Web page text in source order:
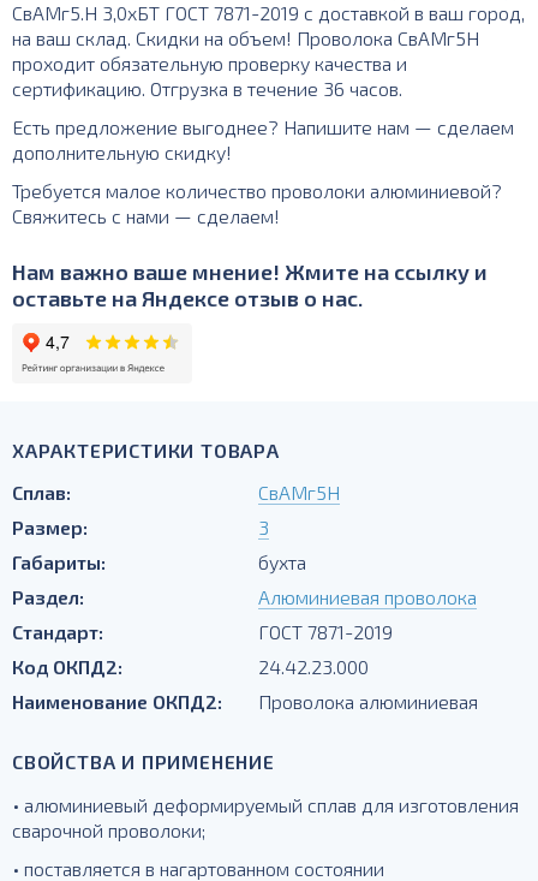
СвАМг5.Н 3,0хБТ ГОСТ 7871-2019 с доставкой в ваш город,
на ваш склад. Скидки на объем! Проволока СвАМг5Н
проходит обязательную проверку качества и
сертификацию. Отгрузка в течение 36 часов.
Есть предложение выгоднее? Напишите нам — сделаем
дополнительную скидку!
Требуется малое количество проволоки алюминиевой?
Свяжитесь с нами — сделаем!
Нам важно ваше мнение! Жмите на ссылку и
оставьте на Яндексе отзыв о нас.
ХАРАКТЕРИСТИКИ ТОВАРА
Сплав:
СвАМг5Н
Размер:
3
Габариты:
бухта
Раздел:
Алюминиевая проволока
Стандарт:
ГОСТ 7871-2019
Код ОКПД2:
24.42.23.000
Наименование ОКПД2:
Проволока алюминиевая
СВОЙСТВА И ПРИМЕНЕНИЕ
• алюминиевый деформируемый сплав для изготовления
сварочной проволоки;
• поставляется в нагартованном состоянии